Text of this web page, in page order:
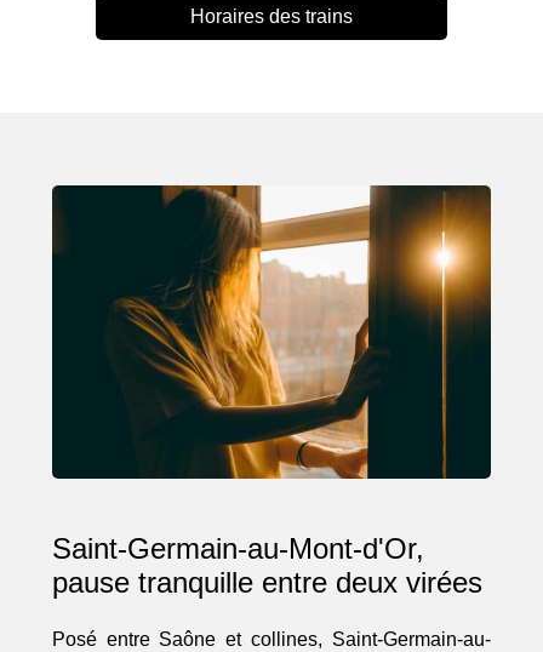
Horaires des trains
Saint-Germain-au-Mont-d'Or,
pause tranquille entre deux virées
Posé entre Saône et collines, Saint-Germain-au-